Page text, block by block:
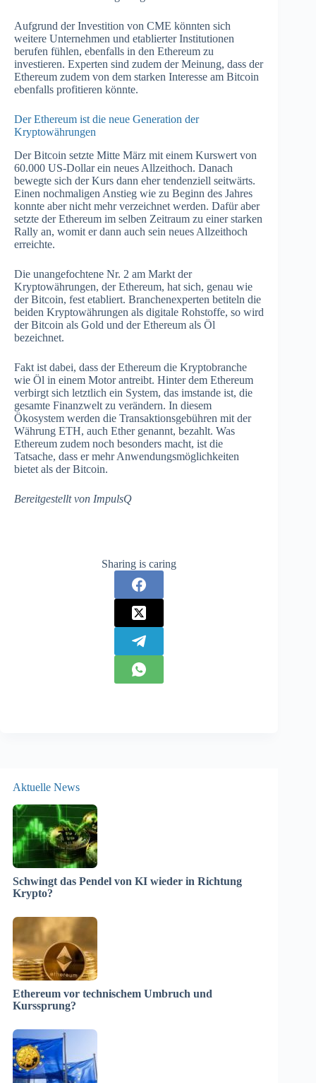
Aufgrund der Investition von CME könnten sich
weitere Unternehmen und etablierter Institutionen
berufen fühlen, ebenfalls in den Ethereum zu
investieren. Experten sind zudem der Meinung, dass der
Ethereum zudem von dem starken Interesse am Bitcoin
ebenfalls profitieren könnte.
Der Ethereum ist die neue Generation der
Kryptowährungen
Der Bitcoin setzte Mitte März mit einem Kurswert von
60.000 US-Dollar ein neues Allzeithoch. Danach
bewegte sich der Kurs dann eher tendenziell seitwärts.
Einen nochmaligen Anstieg wie zu Beginn des Jahres
konnte aber nicht mehr verzeichnet werden. Dafür aber
setzte der Ethereum im selben Zeitraum zu einer starken
Rally an, womit er dann auch sein neues Allzeithoch
erreichte.
Die unangefochtene Nr. 2 am Markt der
Kryptowährungen, der Ethereum, hat sich, genau wie
der Bitcoin, fest etabliert. Branchenexperten betiteln die
beiden Kryptowährungen als digitale Rohstoffe, so wird
der Bitcoin als Gold und der Ethereum als Öl
bezeichnet.
Fakt ist dabei, dass der Ethereum die Kryptobranche
wie Öl in einem Motor antreibt. Hinter dem Ethereum
verbirgt sich letztlich ein System, das imstande ist, die
gesamte Finanzwelt zu verändern. In diesem
Ökosystem werden die Transaktionsgebühren mit der
Währung ETH, auch Ether genannt, bezahlt. Was
Ethereum zudem noch besonders macht, ist die
Tatsache, dass er mehr Anwendungsmöglichkeiten
bietet als der Bitcoin.
Bereitgestellt von ImpulsQ
Sharing is caring
Aktuelle News
Schwingt das Pendel von KI wieder in Richtung
Krypto?
Ethereum vor technischem Umbruch und
Kurssprung?